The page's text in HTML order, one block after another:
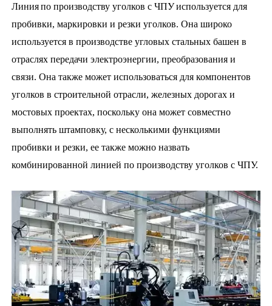
Линияпо производству уголков с ЧПУиспользуется для
пробивки, маркировки и резки уголков. Она широко
используется в производстве угловых стальных башен в
отраслях передачи электроэнергии, преобразования и
связи. Она также может использоваться для компонентов
уголков в строительной отрасли, железных дорогах и
мостовых проектах, поскольку она может совместно
выполнять штамповку, с несколькими функциями
пробивки и резки, ее также можно назвать
комбинированной линией по производству уголков с ЧПУ.